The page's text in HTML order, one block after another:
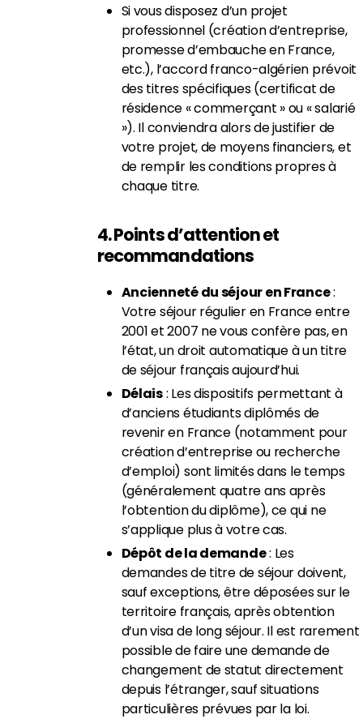
Si vous disposez d’un projet
professionnel (création d’entreprise,
promesse d’embauche en France,
etc.), l’accord franco-algérien prévoit
des titres spécifiques (certificat de
résidence « commerçant » ou « salarié
»). Il conviendra alors de justifier de
votre projet, de moyens financiers, et
de remplir les conditions propres à
chaque titre.
4. Points d’attention et
recommandations
Ancienneté du séjour en France:
Votre séjour régulier en France entre
2001 et 2007 ne vous confère pas, en
l’état, un droit automatique à un titre
de séjour français aujourd’hui.
Délais: Les dispositifs permettant à
d’anciens étudiants diplômés de
revenir en France (notamment pour
création d’entreprise ou recherche
d’emploi) sont limités dans le temps
(généralement quatre ans après
l’obtention du diplôme), ce qui ne
s’applique plus à votre cas.
Dépôt de la demande: Les
demandes de titre de séjour doivent,
sauf exceptions, être déposées sur le
territoire français, après obtention
d’un visa de long séjour. Il est rarement
possible de faire une demande de
changement de statut directement
depuis l’étranger, sauf situations
particulières prévues par la loi.